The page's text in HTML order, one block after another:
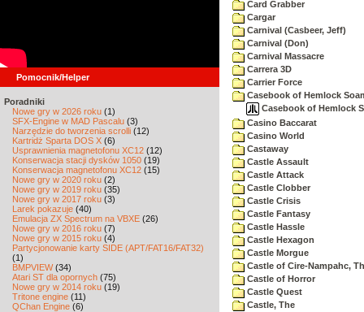
Pomocnik/Helper
Poradniki
Nowe gry w 2026 roku (1)
SFX-Engine w MAD Pascalu (3)
Narzędzie do tworzenia scrolli (12)
Kartridż Sparta DOS X (6)
Usprawnienia magnetofonu XC12 (12)
Konserwacja stacji dysków 1050 (19)
Konserwacja magnetofonu XC12 (15)
Nowe gry w 2020 roku (2)
Nowe gry w 2019 roku (35)
Nowe gry w 2017 roku (3)
Larek pokazuje (40)
Emulacja ZX Spectrum na VBXE (26)
Nowe gry w 2016 roku (7)
Nowe gry w 2015 roku (4)
Partycjonowanie karty SIDE (APT/FAT16/FAT32)
(1)
BMPVIEW(34)
Atari ST dla opornych (75)
Nowe gry w 2014 roku (19)
Tritone engine (11)
QChan Engine (6)
Card Grabber
Cargar
Carnival (Casbeer, Jeff)
Carnival (Don)
Carnival Massacre
Carrera 3D
Carrier Force
Casebook of Hemlock
Casebook of Hemlock
Casino Baccarat
Casino World
Castaway
Castle Assault
Castle Attack
Castle Clobber
Castle Crisis
Castle Fantasy
Castle Hassle
Castle Hexagon
Castle Morgue
Castle of Cire-Nampahc,
Castle of Horror
Castle Quest
Castle, The